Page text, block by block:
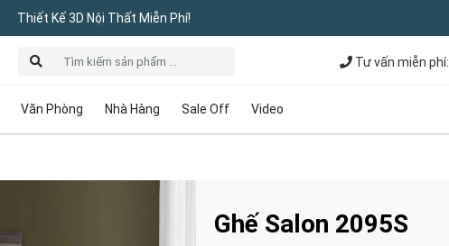
Thiết Kế 3D Nội Thất Miễn Phí!
Văn Phòng Nhà Hàng Sale Off Video
Tư vấn miễn phí:
Ghế Salon 2095S